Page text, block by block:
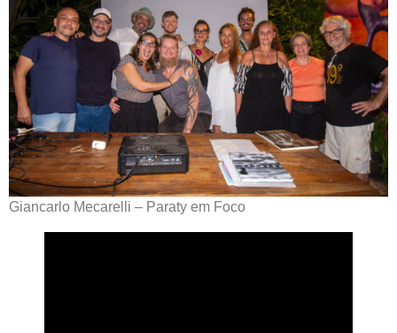
Giancarlo Mecarelli – Paraty em Foco